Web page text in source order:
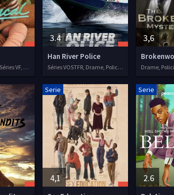
Comédie, Drame, Séries VF, 2021
3.4
Han River Police
Séries VOSTFR, Drame, Policier, Action
3,6
4,1
Serie
2.6
Serie